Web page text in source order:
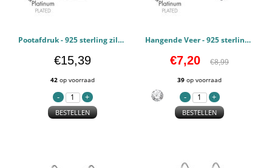
Pootafdruk - 925 sterling zilver Kettingen PCJW47459
€15,39
42 op voorraad
BESTELLEN
Hangende Veer - 925 sterling zilver Oorstekers Kristal PCJW47433
€7,20 €8,99
39 op voorraad
BESTELLEN